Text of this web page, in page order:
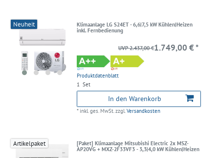
Neuheit
Klimaanlage LG S24ET - 6,6|7,5 kW Kühlen|Heizen
inkl. Fernbedienung
Produktdatenblatt
UVP 2.437,00 €1.749,00 € *
1 Set
In den Warenkorb
* inkl. ges. MwSt. zzgl.Versandkosten
Artikelpaket
[Paket] Klimaanlage Mitsubishi Electric 2x MSZ-
AP20VG + MXZ-2F33VF3 - 3,3|4,0 kW Kühlen|Heizen